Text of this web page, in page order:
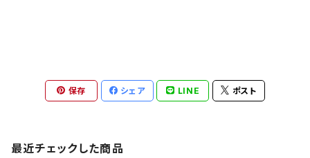
保存 シェア LINE ポスト
最近チェックした商品